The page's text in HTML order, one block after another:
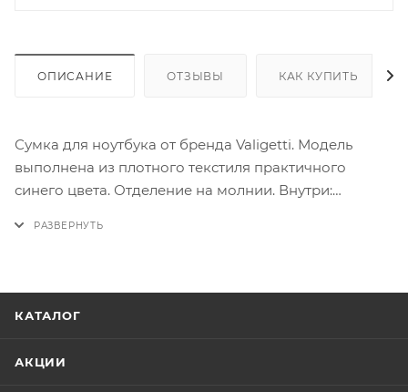
ОПИСАНИЕ ОТЗЫВЫ КАК КУПИТЬ
Сумка для ноутбука от бренда Valigetti. Модель
выполнена из плотного текстиля практичного
синего цвета. Отделение на молнии. Внутри:
КАТАЛОГ
АКЦИИ